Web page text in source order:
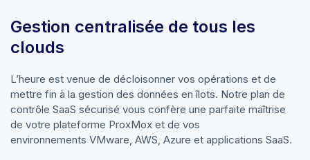
Gestion centralisée de tous les
clouds
L’heure est venue de décloisonner vos opérations et de
mettre fin à la gestion des données en îlots. Notre plan de
contrôle SaaS sécurisé vous confère une parfaite maîtrise
de votre plateforme ProxMox et de vos
environnements VMware, AWS, Azure et applications SaaS.